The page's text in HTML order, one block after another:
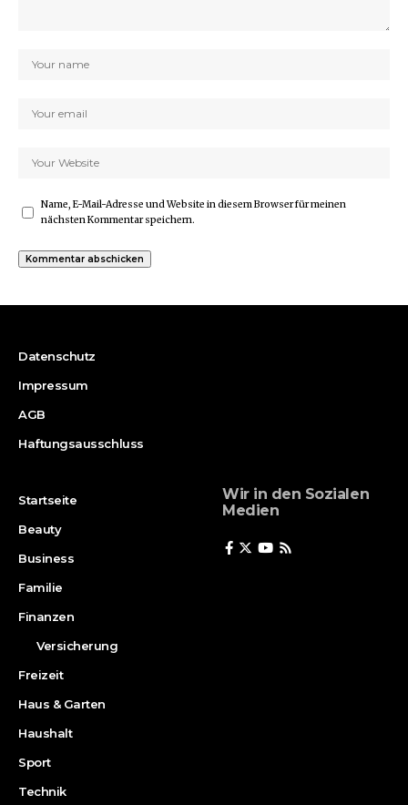
Name, E-Mail-Adresse und Website in diesem Browser für meinen
nächsten Kommentar speichern.
Datenschutz
Impressum
AGB
Haftungsausschluss
Startseite
Beauty
Business
Familie
Finanzen
Versicherung
Freizeit
Haus & Garten
Haushalt
Sport
Technik
Wir in den Sozialen
Medien